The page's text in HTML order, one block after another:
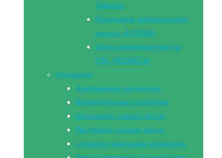
Джилекс
Погружные вибрационные
насосы «КАЧАН»
Циркуляционные насосы
ГВС PREMIUM
Отопление
Алюминивые радиаторы
Биметалические радиаторы
Напольные газовые котлы
Настенные газовые котлы
Стальные панельные радиаторы